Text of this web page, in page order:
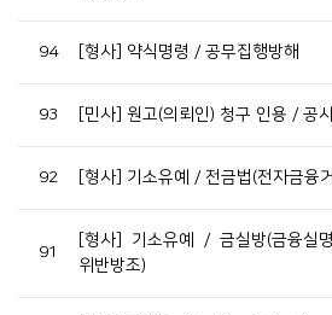
94 [형사] 약식명령 / 공무집행방해
93 [민사] 원고(의뢰인) 청구 인용 / 공
92 [형사] 기소유예 / 전금법(전자금융
91
[형사] 기소유예 / 금실방(금융실
위반방조)